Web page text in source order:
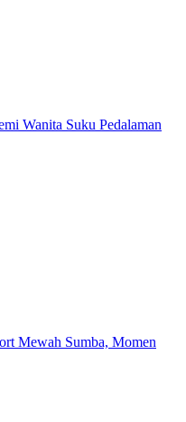
Wanita Suku Pedalaman
Mewah Sumba, Momen